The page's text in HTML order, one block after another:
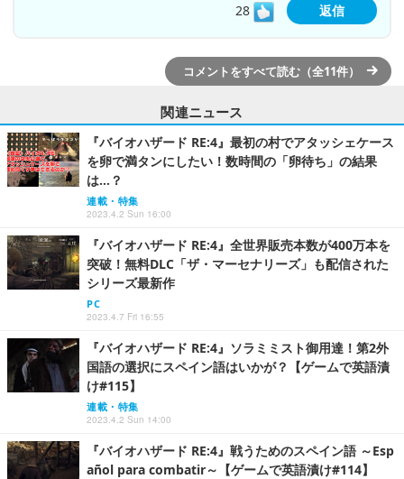
28
返信
コメントをすべて読む（全11件）
関連ニュース
『バイオハザード RE:4』最初の村でアタッシェケース
を卵で満タンにしたい！数時間の「卵待ち」の結果
は…？
連載・特集
2023.4.2 Sun 16:00
『バイオハザード RE:4』全世界販売本数が400万本を
突破！無料DLC「ザ・マーセナリーズ」も配信された
シリーズ最新作
PC
2023.4.7 Fri 16:55
『バイオハザード RE:4』ソラミミスト御用達！第2外
国語の選択にスペイン語はいかが？【ゲームで英語漬
け#115】
連載・特集
2023.4.2 Sun 14:00
『バイオハザード RE:4』戦うためのスペイン語 ～Esp
añol para combatir～【ゲームで英語漬け#114】